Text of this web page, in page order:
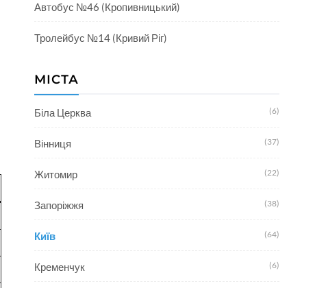
Автобус №46 (Кропивницький)
Тролейбус №14 (Кривий Ріг)
МІСТА
Біла Церква (6)
Вінниця (37)
Житомир (22)
Запоріжжя (38)
Київ (64)
Кременчук (6)